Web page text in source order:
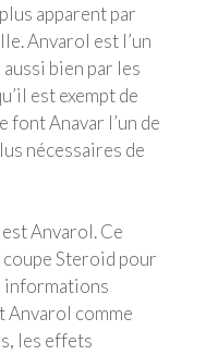
apparent par
Anvarol est l’un
bien par les
est exempt de
font Anavar l’un de
nécessaires de
est Anvarol. Ce
Steroid pour
informations
Anvarol comme
les effets